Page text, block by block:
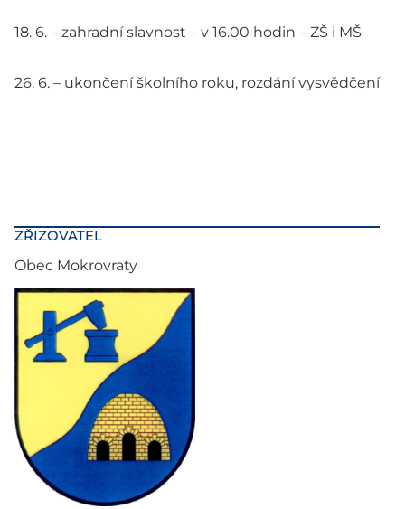
ZŘIZOVATEL
Obec Mokrovraty
18. 6. – zahradní slavnost – v 16.00 hodin – ZŠ i MŠ
26. 6. – ukončení školního roku, rozdání vysvědčení